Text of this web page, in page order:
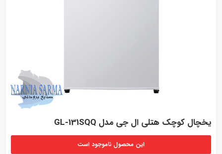
یخچال کوچک هتلی ال جی مدل GL-131SQQ
این محصول ناموجود است